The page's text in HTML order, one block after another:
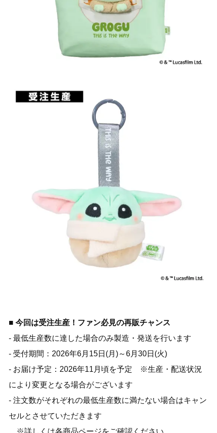
■ 今回は受注生産！ファン必見の再販チャンス
- 最低生産数に達した場合のみ製造・発送を行います
- 受付期間：2026年6月15日(月)～6月30日(火)
- お届け予定：2026年11月頃を予定 ※生産・配送状況
により変更となる場合がございます
- 注文数がそれぞれの最低生産数に満たない場合はキャン
セルとさせていただきます
※詳しくは各商品ページをご確認ください